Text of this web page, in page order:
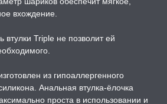
вхождение.
втулки Triple не позволит ей
из гипоаллергенного
Анальная втулка-ёлочка
проста в использовании и